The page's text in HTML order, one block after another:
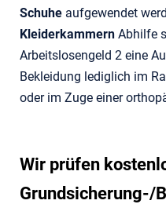
Schuhe aufgewendet
Kleiderkammern Abhilfe
Arbeitslosengeld 2 eine
Bekleidung lediglich im
oder im Zuge einer
Wir prüfen
Grundsicherung-/